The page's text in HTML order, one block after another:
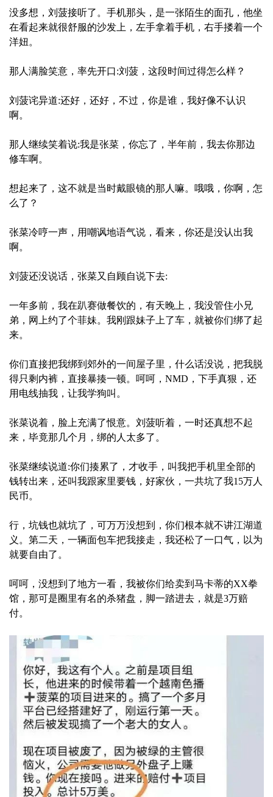
没多想，刘菠接听了。手机那头，是一张陌生的面孔，他坐
在看起来就很舒服的沙发上，左手拿着手机，右手搂着一个
洋妞。
那人满脸笑意，率先开口:刘菠，这段时间过得怎么样？
刘菠诧异道:还好，还好，不过，你是谁，我好像不认识
啊。
那人继续笑着说:我是张菜，你忘了，半年前，我去你那边
修车啊。
想起来了，这不就是当时戴眼镜的那人嘛。哦哦，你啊，怎
么了？
张菜冷哼一声，用嘲讽地语气说，看来，你还是没认出我
啊。
刘菠还没说话，张菜又自顾自说下去:
一年多前，我在趴赛做餐饮的，有天晚上，我没管住小兄
弟，网上约了个菲妹。我刚跟妹子上了车，就被你们绑了起
来。
你们直接把我绑到郊外的一间屋子里，什么话没说，把我脱
得只剩内裤，直接暴揍一顿。呵呵，NMD，下手真狠，还
用电线抽我，让我学狗叫。
张菜说着，脸上充满了恨意。刘菠听着，一时还真想不起
来，毕竟那几个月，绑的人太多了。
张菜继续说道:你们揍累了，才收手，叫我把手机里全部的
钱转出来，还叫我跟家里要钱，好家伙，一共坑了我15万人
民币。
行，坑钱也就坑了，可万万没想到，你们根本就不讲江湖道
义。第二天，一辆面包车把我接走，我还松了一口气，以为
就要自由了。
呵呵，没想到了地方一看，我被你们给卖到马卡蒂的XX拳
馆，那可是圈里有名的杀猪盘，脚一踏进去，就是3万赔
付。